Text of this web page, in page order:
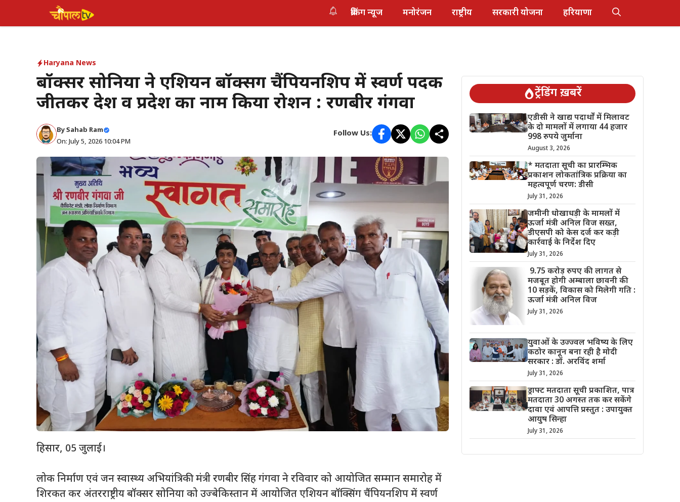
ब्रेकिंग न्यूज मनोरंजन राष्ट्रीय सरकारी योजना हरियाणा
Haryana News
बॉक्सर सोनिया ने एशियन बॉक्सिंग चैंपियनशिप में स्वर्ण पदक
जीतकर देश व प्रदेश का नाम किया रोशन : रणबीर गंगवा
By Sahab Ram
On: July 5, 2026 10:04 PM
Follow Us:
हिसार, 05 जुलाई।
लोक निर्माण एवं जन स्वास्थ्य अभियांत्रिकी मंत्री रणबीर सिंह गंगवा ने रविवार को आयोजित सम्मान समारोह में
शिरकत कर अंतरराष्ट्रीय बॉक्सर सोनिया को उज्बेकिस्तान में आयोजित एशियन बॉक्सिंग चैंपियनशिप में स्वर्ण
ट्रेंडिंग ख़बरें
एडीसी ने खाद्य पदार्थों में मिलावट
के दो मामलों में लगाया 44 हजार
998 रुपये जुर्माना
August 3, 2026
* मतदाता सूची का प्रारम्भिक
प्रकाशन लोकतांत्रिक प्रक्रिया का
महत्वपूर्ण चरण: डीसी
July 31, 2026
जमीनी धोखाधड़ी के मामलों में
ऊर्जा मंत्री अनिल विज सख्त,
डीएसपी को केस दर्ज कर कड़ी
कार्रवाई के निर्देश दिए
July 31, 2026
9.75 करोड़ रुपए की लागत से
मजबूत होगी अम्बाला छावनी की
10 सड़कें, विकास को मिलेगी गति :
ऊर्जा मंत्री अनिल विज
July 31, 2026
युवाओं के उज्ज्वल भविष्य के लिए
कठोर कानून बना रही है मोदी
सरकार : डॉ. अरविंद शर्मा
July 31, 2026
ड्राफ्ट मतदाता सूची प्रकाशित, पात्र
मतदाता 30 अगस्त तक कर सकेंगे
दावा एवं आपत्ति प्रस्तुत : उपायुक्त
आयुष सिन्हा
July 31, 2026